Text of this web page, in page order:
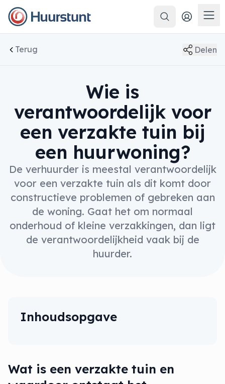
Zoeken
Terug
Delen
Wie is
verantwoordelijk voor
een verzakte tuin bij
een huurwoning?
De verhuurder is meestal verantwoordelijk
voor een verzakte tuin als dit komt door
constructieve problemen of gebreken aan
de woning. Gaat het om normaal
onderhoud of kleine verzakkingen, dan ligt
de verantwoordelijkheid vaak bij de
huurder.
Inhoudsopgave
Wat is een verzakte tuin en